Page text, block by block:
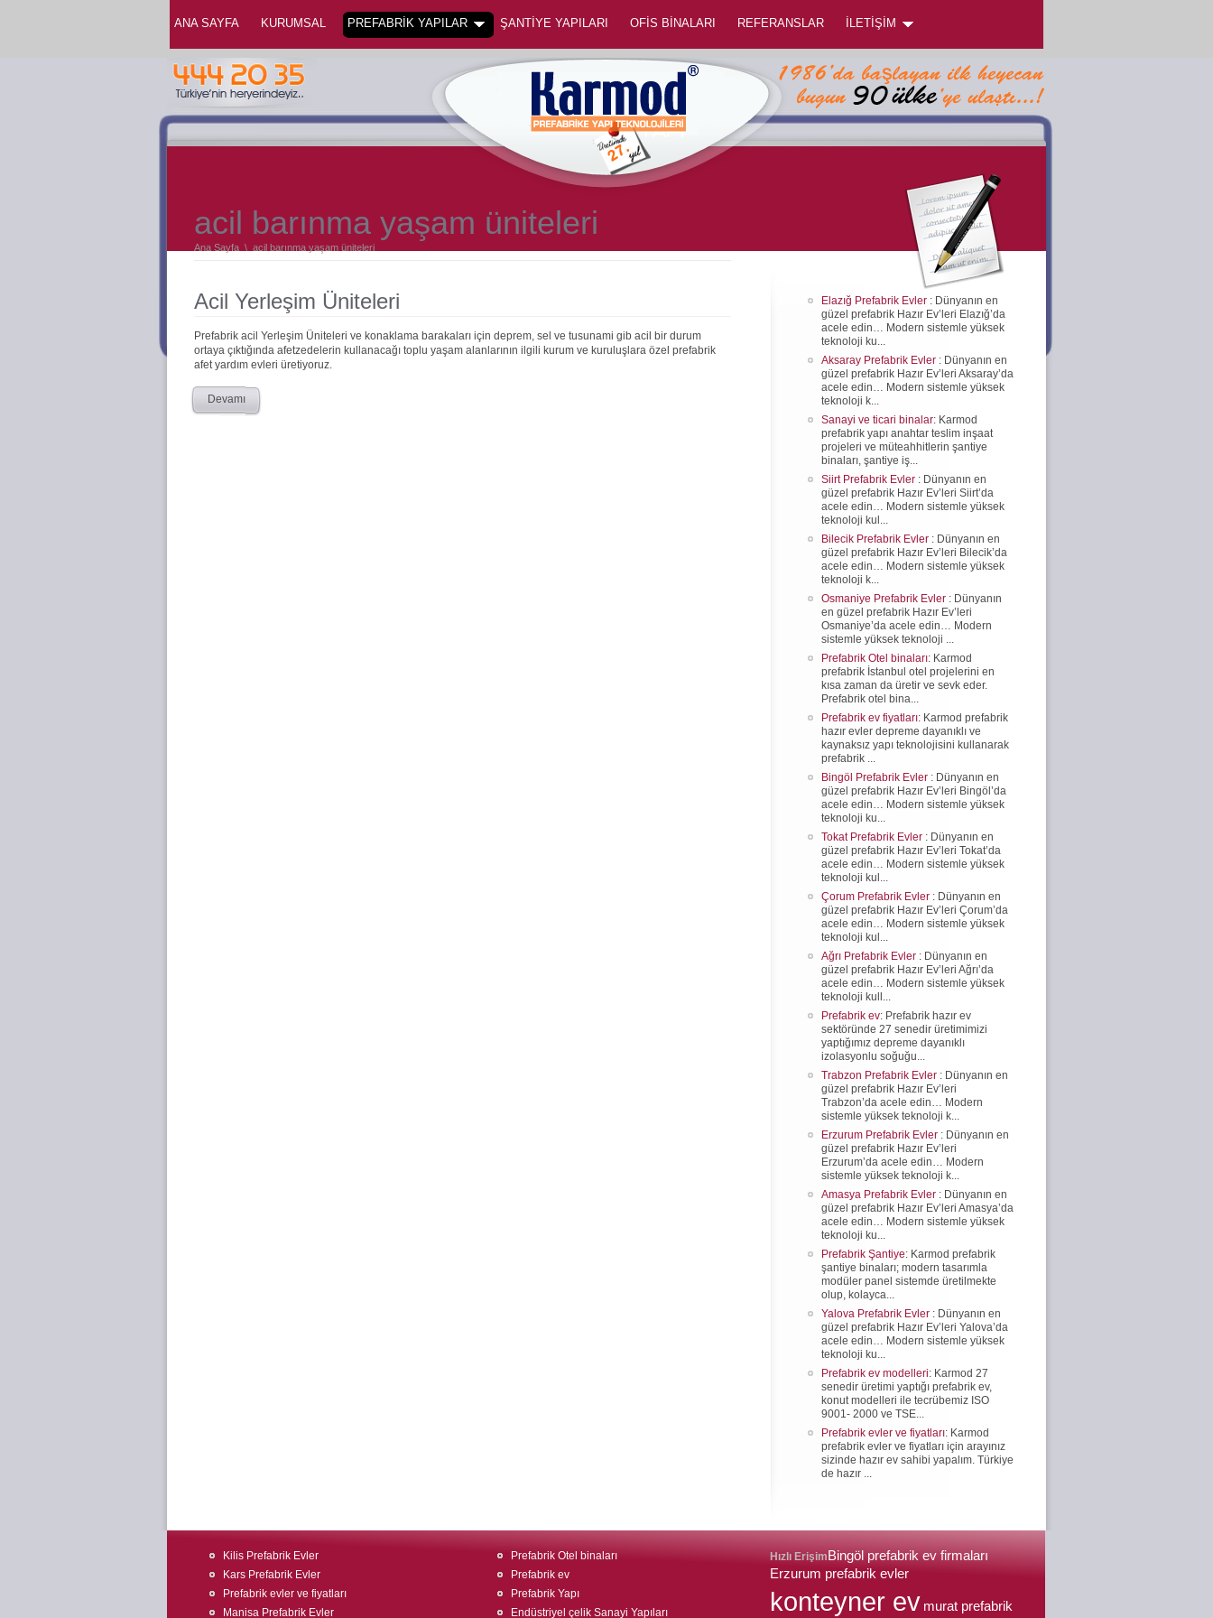
ANA SAYFA KURUMSAL PREFABRİK YAPILAR ŞANTİYE YAPILARI OFİS BİNALARI REFERANSLAR İLETİŞİM
acil barınma yaşam üniteleri
Ana Sayfa \ acil barınma yaşam üniteleri
Acil Yerleşim Üniteleri
Prefabrik acil Yerleşim Üniteleri ve konaklama barakaları için deprem, sel ve tusunami gib acil bir durum
ortaya çıktığında afetzedelerin kullanacağı toplu yaşam alanlarının ilgili kurum ve kuruluşlara özel prefabrik
afet yardım evleri üretiyoruz.
Devamı
Elazığ Prefabrik Evler : Dünyanın en
güzel prefabrik Hazır Ev’leri Elazığ’da
acele edin… Modern sistemle yüksek
teknoloji ku...
Aksaray Prefabrik Evler : Dünyanın en
güzel prefabrik Hazır Ev’leri Aksaray’da
acele edin… Modern sistemle yüksek
teknoloji k...
Sanayi ve ticari binalar: Karmod
prefabrik yapı anahtar teslim inşaat
projeleri ve müteahhitlerin şantiye
binaları, şantiye iş...
Siirt Prefabrik Evler : Dünyanın en
güzel prefabrik Hazır Ev’leri Siirt’da
acele edin… Modern sistemle yüksek
teknoloji kul...
Bilecik Prefabrik Evler : Dünyanın en
güzel prefabrik Hazır Ev’leri Bilecik’da
acele edin… Modern sistemle yüksek
teknoloji k...
Osmaniye Prefabrik Evler : Dünyanın
en güzel prefabrik Hazır Ev’leri
Osmaniye’da acele edin… Modern
sistemle yüksek teknoloji ...
Prefabrik Otel binaları: Karmod
prefabrik İstanbul otel projelerini en
kısa zaman da üretir ve sevk eder.
Prefabrik otel bina...
Prefabrik ev fiyatları: Karmod prefabrik
hazır evler depreme dayanıklı ve
kaynaksız yapı teknolojisini kullanarak
prefabrik ...
Bingöl Prefabrik Evler : Dünyanın en
güzel prefabrik Hazır Ev’leri Bingöl’da
acele edin… Modern sistemle yüksek
teknoloji ku...
Tokat Prefabrik Evler : Dünyanın en
güzel prefabrik Hazır Ev’leri Tokat’da
acele edin… Modern sistemle yüksek
teknoloji kul...
Çorum Prefabrik Evler : Dünyanın en
güzel prefabrik Hazır Ev’leri Çorum’da
acele edin… Modern sistemle yüksek
teknoloji kul...
Ağrı Prefabrik Evler : Dünyanın en
güzel prefabrik Hazır Ev’leri Ağrı’da
acele edin… Modern sistemle yüksek
teknoloji kull...
Prefabrik ev: Prefabrik hazır ev
sektöründe 27 senedir üretimimizi
yaptığımız depreme dayanıklı
izolasyonlu soğuğu...
Trabzon Prefabrik Evler : Dünyanın en
güzel prefabrik Hazır Ev’leri
Trabzon’da acele edin… Modern
sistemle yüksek teknoloji k...
Erzurum Prefabrik Evler : Dünyanın en
güzel prefabrik Hazır Ev’leri
Erzurum’da acele edin… Modern
sistemle yüksek teknoloji k...
Amasya Prefabrik Evler : Dünyanın en
güzel prefabrik Hazır Ev’leri Amasya’da
acele edin… Modern sistemle yüksek
teknoloji ku...
Prefabrik Şantiye: Karmod prefabrik
şantiye binaları; modern tasarımla
modüler panel sistemde üretilmekte
olup, kolayca...
Yalova Prefabrik Evler : Dünyanın en
güzel prefabrik Hazır Ev’leri Yalova’da
acele edin… Modern sistemle yüksek
teknoloji ku...
Prefabrik ev modelleri: Karmod 27
senedir üretimi yaptığı prefabrik ev,
konut modelleri ile tecrübemiz ISO
9001- 2000 ve TSE...
Prefabrik evler ve fiyatları: Karmod
prefabrik evler ve fiyatları için arayınız
sizinde hazır ev sahibi yapalım. Türkiye
de hazır ...
Kilis Prefabrik Evler
Kars Prefabrik Evler
Prefabrik evler ve fiyatları
Manisa Prefabrik Evler
Prefabrik Otel binaları
Prefabrik ev
Prefabrik Yapı
Endüstriyel çelik Sanayi Yapıları
Hızlı Erişim Bingöl prefabrik ev firmaları
Erzurum prefabrik evler
konteyner ev murat prefabrik